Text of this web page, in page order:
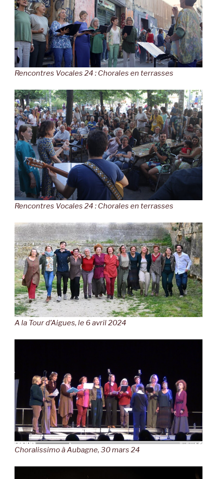
Rencontres Vocales 24 : Chorales en terrasses
Rencontres Vocales 24 : Chorales en terrasses
A la Tour d’Aigues, le 6 avril 2024
Choralissimo à Aubagne, 30 mars 24